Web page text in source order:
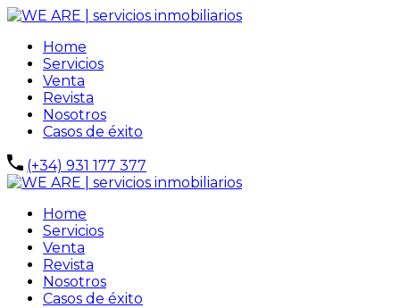
Home
Servicios
Venta
Revista
Nosotros
Casos de éxito
(+34) 931 177 377
Home
Servicios
Venta
Revista
Nosotros
Casos de éxito